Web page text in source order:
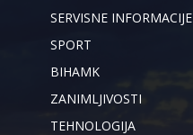
SERVISNE INFORMACIJE
SPORT
BIHAMK
ZANIMLJIVOSTI
TEHNOLOGIJA